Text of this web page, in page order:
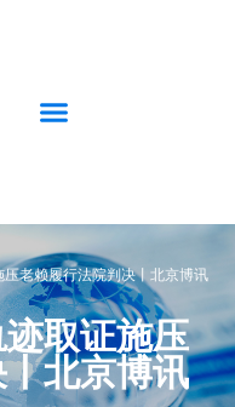
老赖履行法院判决丨北京博讯
取证施压
北京博讯